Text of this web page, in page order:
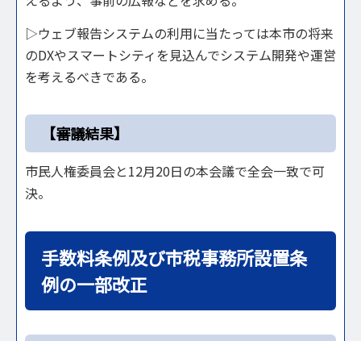
▷ウェブ報告システムの利用に当たっては本市の将来
のDXやスマートシティを見込んでシステム開発や運営
を考えるべきである。
【審議結果】
市民人権委員会と12月20日の本会議で全会一致で可
決。
手数料条例及び市税事務所設置条
例の一部改正